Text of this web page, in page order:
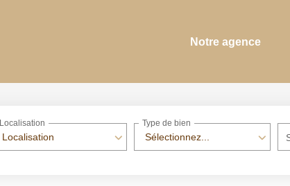
Notre agence
Localisation
Localisation
Sélectionnez...
Type de bien